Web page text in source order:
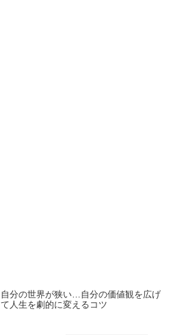
自分の世界が狭い…自分の価値観を広げ
て人生を劇的に変えるコツ